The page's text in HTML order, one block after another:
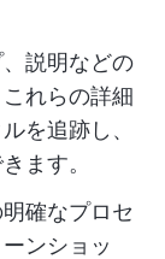
説明などの
れらの詳細
を追跡し、
ます。
確なプロセ
ンショッ